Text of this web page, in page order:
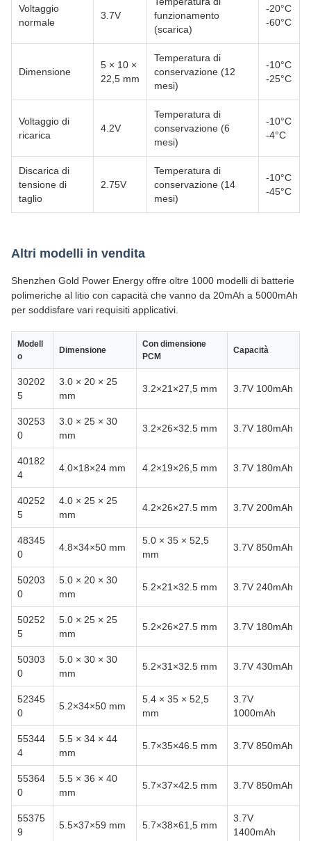
Voltaggio
normale
3.7V
funzionamento
(scarica)
-20°C
-60°C
Dimensione
5 × 10 ×
22,5 mm
Temperatura di
conservazione (12
mesi)
-10°C
-25°C
Voltaggio di
ricarica
4.2V
Temperatura di
conservazione (6
mesi)
-10°C
-4°C
Discarica di
tensione di
taglio
2.75V
Temperatura di
conservazione (14
mesi)
-10°C
-45°C
Altri modelli in vendita
Shenzhen Gold Power Energy offre oltre 1000 modelli di batterie
polimeriche al litio con capacità che vanno da 20mAh a 5000mAh
per soddisfare vari requisiti applicativi.
Modell
o
Dimensione
Con dimensione
PCM
Capacità
30202
5
3.0 × 20 × 25
mm
3.2×21×27,5 mm 3.7V 100mAh
30253
0
3.0 × 25 × 30
mm
3.2×26×32.5 mm 3.7V 180mAh
40182
4
4.0×18×24 mm 4.2×19×26,5 mm 3.7V 180mAh
40252
5
4.0 × 25 × 25
mm
4.2×26×27.5 mm 3.7V 200mAh
48345
0
4.8×34×50 mm
5.0 × 35 × 52,5
mm
3.7V 850mAh
50203
0
5.0 × 20 × 30
mm
5.2×21×32.5 mm 3.7V 240mAh
50252
5
5.0 × 25 × 25
mm
5.2×26×27.5 mm 3.7V 180mAh
50303
0
5.0 × 30 × 30
mm
5.2×31×32.5 mm 3.7V 430mAh
52345
0
5.2×34×50 mm
5.4 × 35 × 52,5
mm
3.7V
1000mAh
55344
4
5.5 × 34 × 44
mm
5.7×35×46.5 mm 3.7V 850mAh
55364
0
5.5 × 36 × 40
mm
5.7×37×42.5 mm 3.7V 850mAh
55375
9
5.5×37×59 mm 5.7×38×61,5 mm
3.7V
1400mAh